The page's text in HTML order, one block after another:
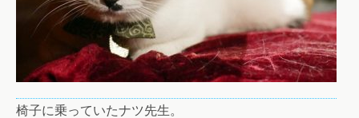
椅子に乗っていたナツ先生。